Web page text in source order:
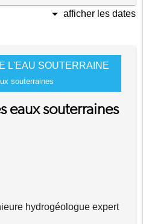
arrow_drop_down afficher les dates
L'EAU SOUTERRAINE
souterraines
eaux souterraines
hydrogéologue expert